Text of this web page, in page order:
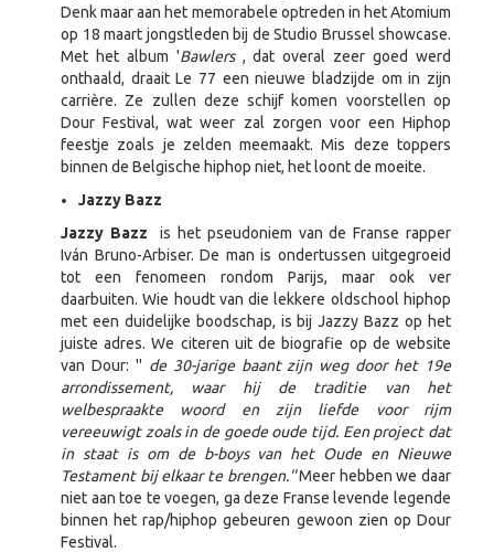
Denk maar aan het memorabele optreden in het Atomium
op 18 maart jongstleden bij de Studio Brussel showcase.
Met het album 'Bawlers , dat overal zeer goed werd
onthaald, draait Le 77 een nieuwe bladzijde om in zijn
carrière. Ze zullen deze schijf komen voorstellen op
Dour Festival, wat weer zal zorgen voor een Hiphop
feestje zoals je zelden meemaakt. Mis deze toppers
binnen de Belgische hiphop niet, het loont de moeite.
Jazzy Bazz
Jazzy Bazz
is het pseudoniem van de Franse rapper
Iván Bruno-Arbiser. De man is ondertussen uitgegroeid
tot een fenomeen rondom Parijs, maar ook ver
daarbuiten. Wie houdt van die lekkere oldschool hiphop
met een duidelijke boodschap, is bij Jazzy Bazz op het
juiste adres. We citeren uit de biografie op de website
van Dour: '' de 30-jarige baant zijn weg door het 19e
arrondissement, waar hij de traditie van het
welbespraakte woord en zijn liefde voor rijm
vereeuwigt zoals in de goede oude tijd. Een project dat
in staat is om de b-boys van het Oude en Nieuwe
Testament bij elkaar te brengen.''Meer hebben we daar
niet aan toe te voegen, ga deze Franse levende legende
binnen het rap/hiphop gebeuren gewoon zien op Dour
Festival.